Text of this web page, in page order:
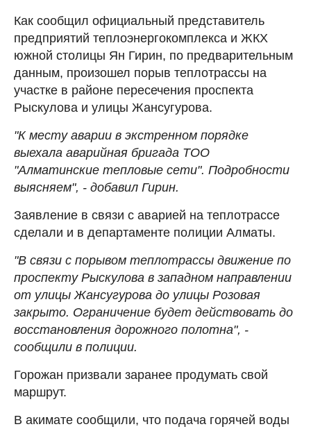
Как сообщил официальный представитель
предприятий теплоэнергокомплекса и ЖКХ
южной столицы Ян Гирин, по предварительным
данным, произошел порыв теплотрассы на
участке в районе пересечения проспекта
Рыскулова и улицы Жансугурова.
"К месту аварии в экстренном порядке
выехала аварийная бригада ТОО
"Алматинские тепловые сети". Подробности
выясняем", - добавил Гирин.
Заявление в связи с аварией на теплотрассе
сделали и в департаменте полиции Алматы.
"В связи с порывом теплотрассы движение по
проспекту Рыскулова в западном направлении
от улицы Жансугурова до улицы Розовая
закрыто. Ограничение будет действовать до
восстановления дорожного полотна", -
сообщили в полиции.
Горожан призвали заранее продумать свой
маршрут.
В акимате сообщили, что подача горячей воды